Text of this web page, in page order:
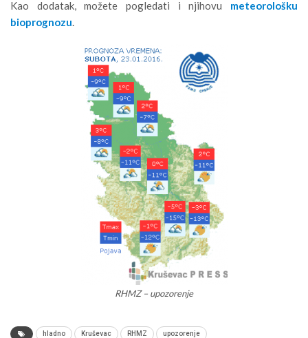
Kao dodatak, možete pogledati i njihovu meteorološku
bioprognozu.
RHMZ – upozorenje
hladno Kruševac RHMZ upozorenje